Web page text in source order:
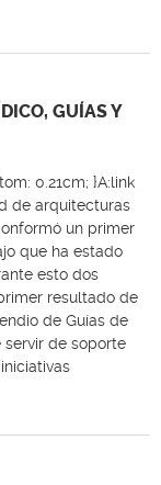
GUÍAS Y
0.21cm; }A:link
de arquitecturas
un primer
que ha estado
esto dos
resultado de
de Guías de
servir de soporte